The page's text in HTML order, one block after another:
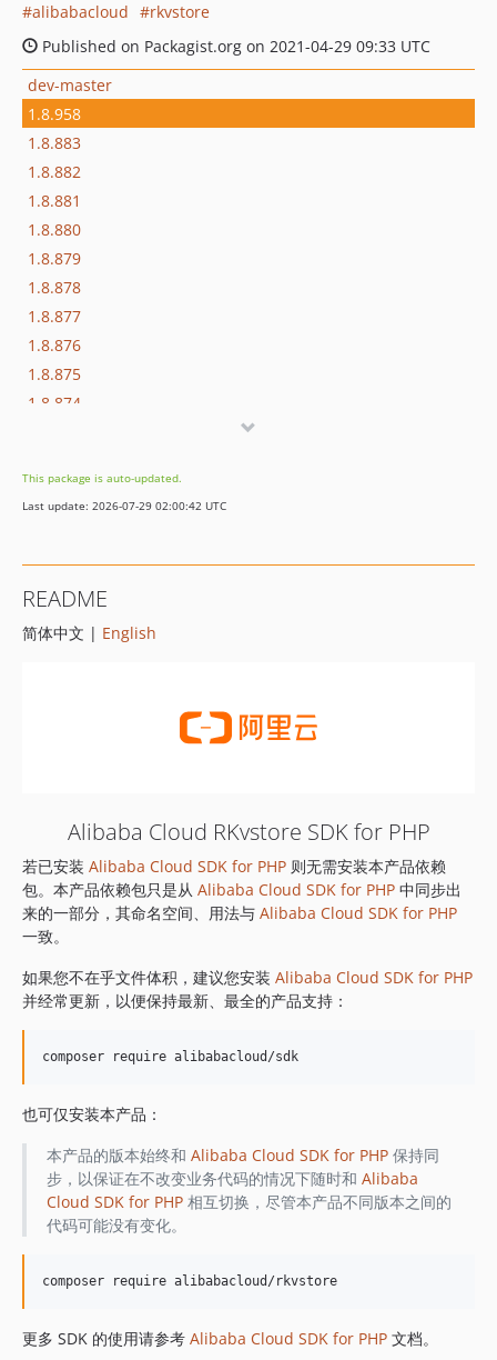
alibabacloud
rkvstore
Published on Packagist.org on 2021-04-29 09:33 UTC
dev-master
1.8.958
1.8.883
1.8.882
1.8.881
1.8.880
1.8.879
1.8.878
1.8.877
1.8.876
1.8.875
1.8.874
1.8.869
1.8.852
1.8.849
1.8.848
1.8.841
1.8.839
1.8.838
1.8.837
1.8.836
1.8.835
1.8.834
1.8.832
1.8.828
1.8.826
1.8.825
1.8.824
1.8.823
1.8.820
This package is auto-updated.
Last update: 2026-07-29 02:00:42 UTC
README
简体中文 | English
Alibaba Cloud RKvstore SDK for PHP
若已安装 Alibaba Cloud SDK for PHP 则无需安装本产品依赖
包。本产品依赖包只是从 Alibaba Cloud SDK for PHP 中同步出
来的一部分，其命名空间、用法与 Alibaba Cloud SDK for PHP
一致。
如果您不在乎文件体积，建议您安装 Alibaba Cloud SDK for PHP
并经常更新，以便保持最新、最全的产品支持：
也可仅安装本产品：
本产品的版本始终和 Alibaba Cloud SDK for PHP保持同
步，以保证在不改变业务代码的情况下随时和 Alibaba
Cloud SDK for PHP相互切换，尽管本产品不同版本之间的
代码可能没有变化。
更多 SDK 的使用请参考 Alibaba Cloud SDK for PHP 文档。